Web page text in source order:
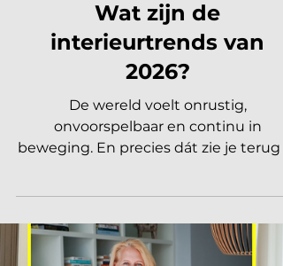
PODCAST
Wat zijn de
interieurtrends van
2026?
De wereld voelt onrustig,
onvoorspelbaar en continu in
seizoen 5 van De Interieur Club
zijn interieurontwerper Eva van de